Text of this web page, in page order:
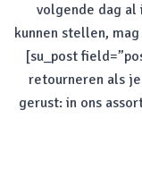
volgende dag al
kunnen stellen,
[su_post
retourneren als
gerust: in ons